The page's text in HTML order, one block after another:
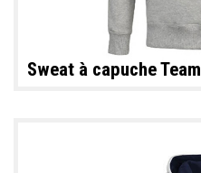
Sweat à capuche Team